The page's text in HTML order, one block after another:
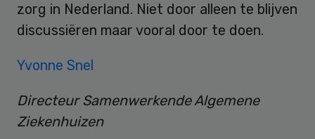
zorg in Nederland. Niet door alleen te blijven
discussiëren maar vooral door te doen.
Yvonne Snel
Directeur Samenwerkende Algemene
Ziekenhuizen